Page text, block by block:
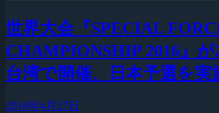
世界大会『SPECIAL
CHAMPIONSHIP 2016』が
台湾で開催、日本予選を実
2016年4月27日